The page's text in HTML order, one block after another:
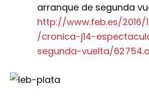
arranque de segunda
http://www.feb.es/
/cronica-j14-
segunda-vuelta/